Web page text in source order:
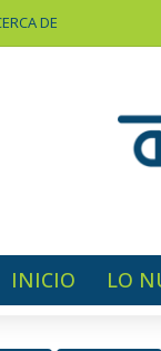
DE
INICIO LO